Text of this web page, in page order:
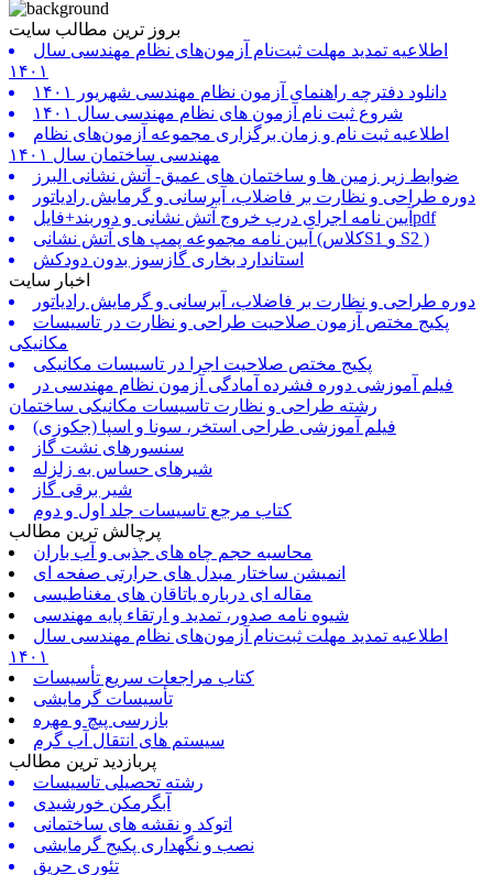
بروز ترین مطالب سایت
اطلاعیه تمدید مهلت ثبت‌نام آزمون‌های نظام مهندسی سال
۱۴۰۱
دانلود دفترچه راهنمای آزمون نظام مهندسی شهریور ۱۴۰۱
شروع ثبت نام آزمون های نظام مهندسی سال ۱۴۰۱
اطلاعیه ثبت نام و زمان برگزاری مجموعه آزمون‌های نظام
مهندسی ساختمان سال ۱۴۰۱
ضوابط زیر زمین ها و ساختمان های عمیق- آتش نشانی البرز
دوره طراحی و نظارت بر فاضلاب، آبرسانی و گرمایش رادیاتور
آیین نامه اجرای درب خروج آتش نشانی و دوربند+فایلpdf
آیین نامه مجموعه پمپ های آتش نشانی (کلاسS1 و S2 )
استاندارد بخاری گازسوز بدون دودکش
اخبار سایت
دوره طراحی و نظارت بر فاضلاب، آبرسانی و گرمایش رادیاتور
پکیج مختص آزمون صلاحیت طراحی و نظارت در تاسیسات
مکانیکی
پکیج مختص صلاحیت اجرا در تاسیسات مکانیکی
فیلم آموزشی دوره فشرده آمادگی آزمون نظام مهندسی در
رشته طراحی و نظارت تاسیسات مکانیکی ساختمان
فیلم آموزشی طراحی استخر، سونا و اسپا (جکوزی)
سنسورهای نشت گاز
شیرهای حساس به زلزله
شیر برقی گاز
کتاب مرجع تاسیسات جلد اول و دوم
پرچالش ترین مطالب
محاسبه حجم چاه های جذبی و آب باران
انمیشن ساختار مبدل های حرارتی صفحه ای
مقاله ای درباره یاتاقان های مغناطیسی
شیوه نامه صدور، تمدید و ارتقاء پایه مهندسی
اطلاعیه تمدید مهلت ثبت‌نام آزمون‌های نظام مهندسی سال
۱۴۰۱
کتاب مراجعات سریع تأسیسات
تأسیسات گرمایشی
بازرسی پیچ و مهره
سیستم های انتقال آب گرم
پربازدید ترین مطالب
رشته تحصیلی تاسیسات
آبگرمکن خورشیدی
اتوکد و نقشه های ساختمانی
نصب و نگهداری پکیج گرمایشی
تئوری حریق